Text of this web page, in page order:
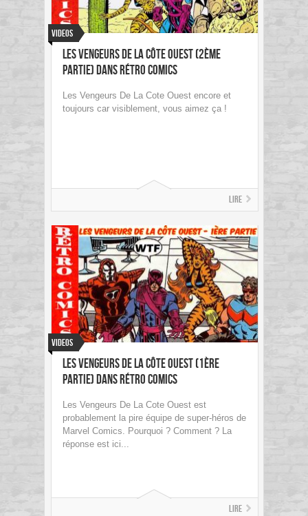
Videos
Les Vengeurs de la Côte Ouest (2ème
partie) dans Rétro Comics
Les Vengeurs De La Cote Ouest encore et
toujours car visiblement, vous aimez ça !
Lire
Videos
Les Vengeurs de la Côte Ouest (1ère
partie) dans Rétro Comics
Les Vengeurs De La Cote Ouest est
probablement la pire équipe de super-héros de
Marvel Comics. Pourquoi ? Comment ? La
réponse est ici...
Lire